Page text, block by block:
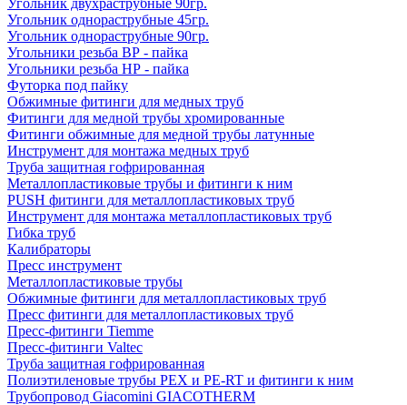
Угольник однораструбные 45гр.
Угольник однораструбные 90гр.
Угольники резьба ВР - пайка
Угольники резьба НР - пайка
Футорка под пайку
Обжимные фитинги для медных труб
Фитинги для медной трубы хромированные
Фитинги обжимные для медной трубы латунные
Инструмент для монтажа медных труб
Труба защитная гофрированная
Металлопластиковые трубы и фитинги к ним
PUSH фитинги для металлопластиковых труб
Инструмент для монтажа металлопластиковых труб
Гибка труб
Калибраторы
Пресс инструмент
Металлопластиковые трубы
Обжимные фитинги для металлопластиковых труб
Пресс фитинги для металлопластиковых труб
Пресс-фитинги Tiemme
Пресс-фитинги Valtec
Труба защитная гофрированная
Полиэтиленовые трубы PEX и PE-RT и фитинги к ним
Трубопровод Giacomini GIACOTHERM